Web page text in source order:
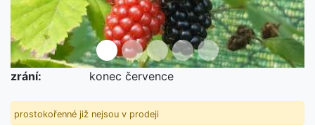
zrání: konec července
prostokořenné již nejsou v prodeji